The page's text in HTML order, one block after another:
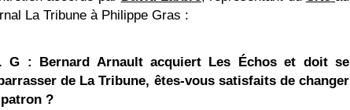
La Tribune à Philippe Gras :
G : Bernard Arnaultacquiert Les Échos et doit se
de La Tribune, êtes-vous satisfaits de changer
?